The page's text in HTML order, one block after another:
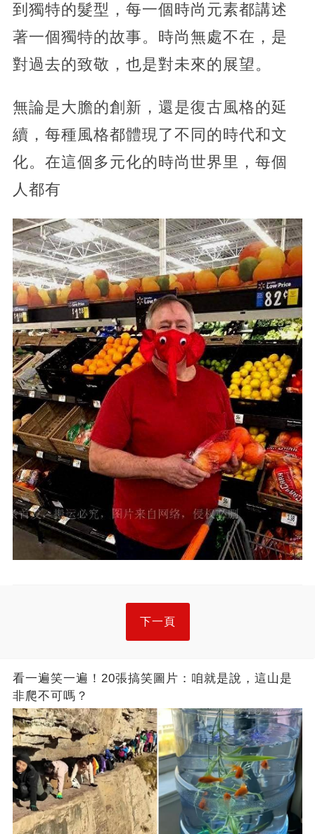
到獨特的髮型，每一個時尚元素都講述
著一個獨特的故事。時尚無處不在，是
對過去的致敬，也是對未來的展望。
無論是大膽的創新，還是復古風格的延
續，每種風格都體現了不同的時代和文
化。在這個多元化的時尚世界里，每個
人都有
下一頁
看一遍笑一遍！20張搞笑圖片：咱就是說，這山是
非爬不可嗎？